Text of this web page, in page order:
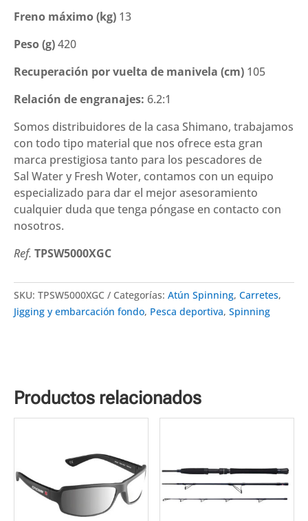
Freno máximo (kg) 13
Peso (g)420
Recuperación por vuelta de manivela (cm) 105
Relación de engranajes: 6.2:1
Somos distribuidores de la casa Shimano, trabajamos
con todo tipo material que nos ofrece esta gran
marca prestigiosa tanto para los pescadores de
Sal Water y Fresh Woter, contamos con un equipo
especializado para dar el mejor asesoramiento
cualquier duda que tenga póngase en contacto con
nosotros.
Ref. TPSW5000XGC
SKU: TPSW5000XGC Categorías: Atún Spinning, Carretes,
Jigging y embarcación fondo, Pesca deportiva, Spinning
Productos relacionados